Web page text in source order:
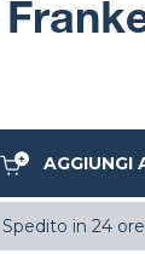
AGGIUNGI
Spedito in 24 ore